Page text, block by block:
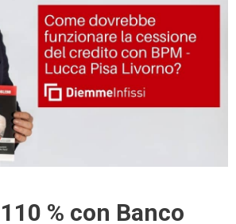
% con Banco